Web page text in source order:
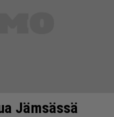
Jämsässä